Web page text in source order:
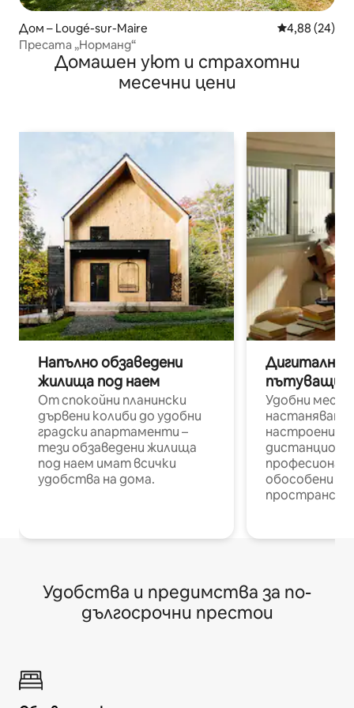
Дом – Lougé-sur-Maire Средна
4,88 (24)
Пресата „Норманд“
Домашен уют и страхотни
месечни цени
Напълно обзаведени
жилища под наем
От спокойни планински
дървени колиби до удобни
градски апартаменти –
тези обзаведени жилища
под наем имат всички
удобства на дома.
Дигитални
пътуващи
Удобни
настаняване
настроени и
обособени
Удобства и предимства за по-
дългосрочни престои